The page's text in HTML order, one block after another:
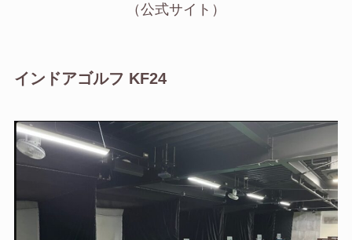
（公式サイト）
インドアゴルフ KF24